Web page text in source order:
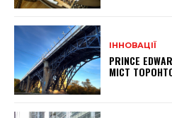
ІННОВАЦІЇ
PRINCE
МІСТ